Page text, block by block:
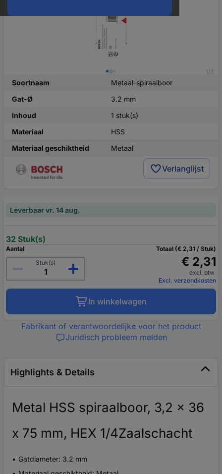
1/3
Soortnaam
Metaal-spiraalboor
Gat-Ø
3.2 mm
Inhoud
1 stuk(s)
Materiaal
HSS
Materiaal geschiktheid
Metaal
Verlanglijst
Leverbaar vr. 14 aug.
32 Stuk(s)
Aantal
Stuk(s)
Totaal (€ 2,31 / Stuk)
€ 2,31
excl. btw
Excl. verzendkosten
In winkelwagen
Fabrikant of verantwoordelijke voor het product
Juridisch probleem melden
Highlights & Details
Metal HSS spiraalboor, 3,2 x 36
x 75 mm, HEX 1/4Zaalschacht
Gatdiameter: 3.2 mm